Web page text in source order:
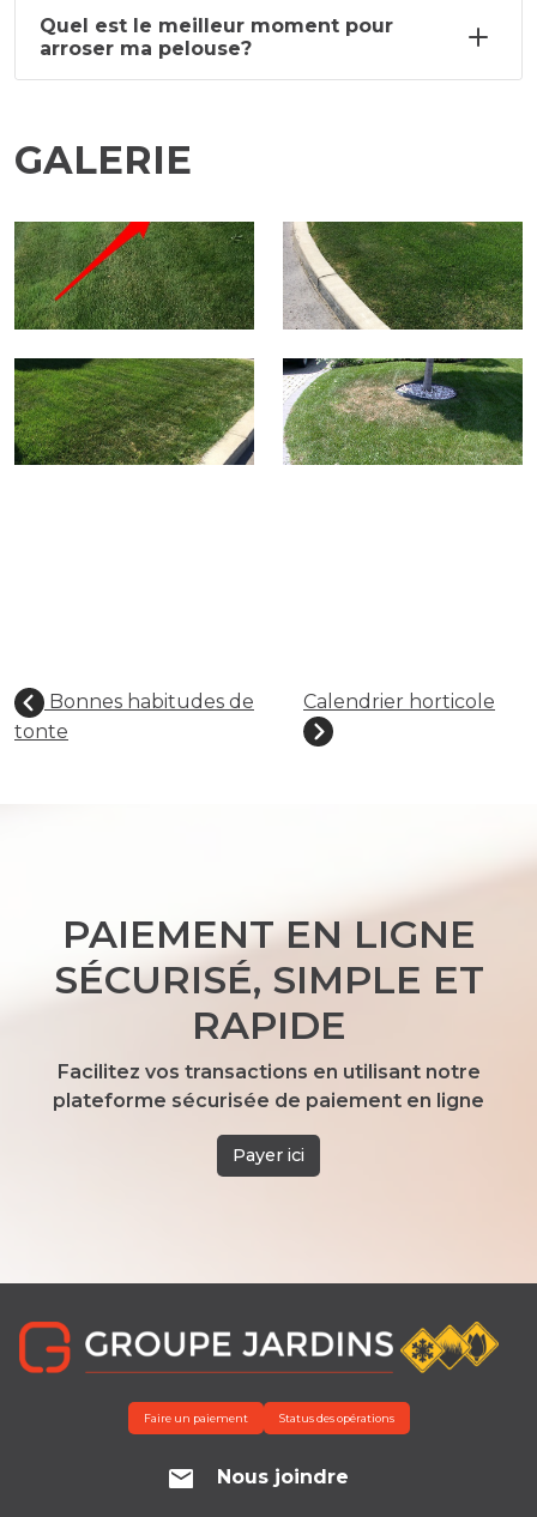
Quel est le meilleur moment pour
arroser ma pelouse?
GALERIE
Bonnes habitudes de
tonte
Calendrier horticole
PAIEMENT EN LIGNE
SÉCURISÉ, SIMPLE ET
RAPIDE
Facilitez vos transactions en utilisant notre
plateforme sécurisée de paiement en ligne
Payer ici
Faire un paiement Status des opérations
Nous joindre